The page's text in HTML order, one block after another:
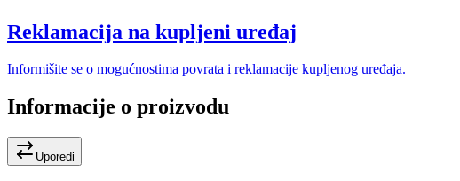
Reklamacija na kupljeni uređaj
Informišite se o mogućnostima povrata i reklamacije kupljenog uređaja.
Informacije o proizvodu
Uporedi